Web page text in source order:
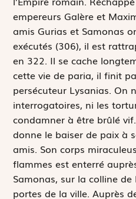
empereurs Galère et
amis Gurias et Samonas
exécutés (306), il est
en 322. Il se cache
cette vie de paria, il finit
persécuteur Lysanias. On
interrogatoires, ni les
condamner à être brûlé
donne le baiser de paix à
amis. Son corps
flammes est enterré
Samonas, sur la colline
portes de la ville. Auprès